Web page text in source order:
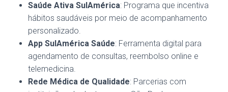
Saúde Ativa SulAmérica: Programa que incentiva
hábitos saudáveis por meio de acompanhamento
personalizado.
App SulAmérica Saúde: Ferramenta digital para
agendamento de consultas, reembolso online e
telemedicina.
Rede Médica de Qualidade: Parcerias com